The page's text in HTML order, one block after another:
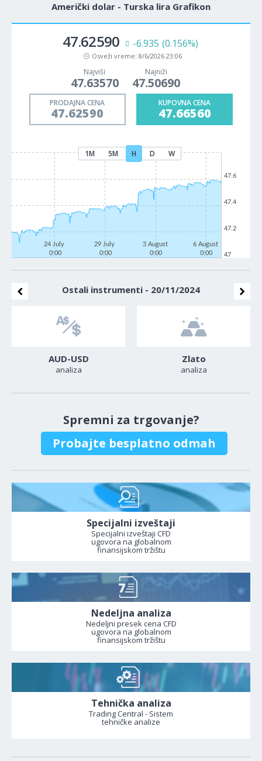
Američki dolar - Turska lira Grafikon
47.62590 -6.935 (0.156%)
Osveži vreme: 8/6/2026 23:06
Najviši
47.63570
Najniži
47.50690
PRODAJNA CENA
47.62590
KUPOVNA CENA
47.66560
1M 5M H D W
24 July
0:00
29 July
0:00
3 August
0:00
6 August
0:00
47
47.2
47.4
47.6
Ostali instrumenti - 20/11/2024
AUD-USD
analiza
Zlato
analiza
Spremni za trgovanje?
Probajte besplatno odmah
Specijalni izveštaji
Specijalni izveštaji CFD
ugovora na globalnom
finansijskom tržištu
Nedeljna analiza
Nedeljni presek cena CFD
ugovora na globalnom
finansijskom tržištu
Tehnička analiza
Trading Central - Sistem
tehničke analize